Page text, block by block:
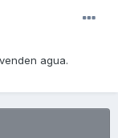
agua.